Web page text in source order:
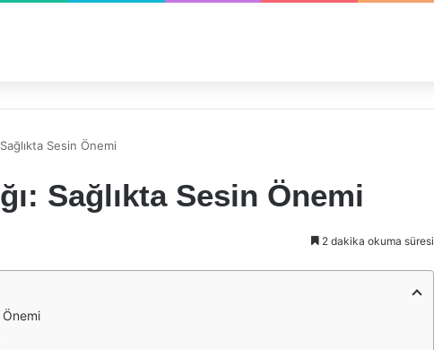
Sesin Önemi
Sağlıkta Sesin Önemi
2 dakika okuma süresi
Önemi